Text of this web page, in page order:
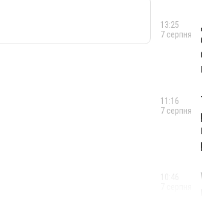
13:25
7 серпня
11:16
7 серпня